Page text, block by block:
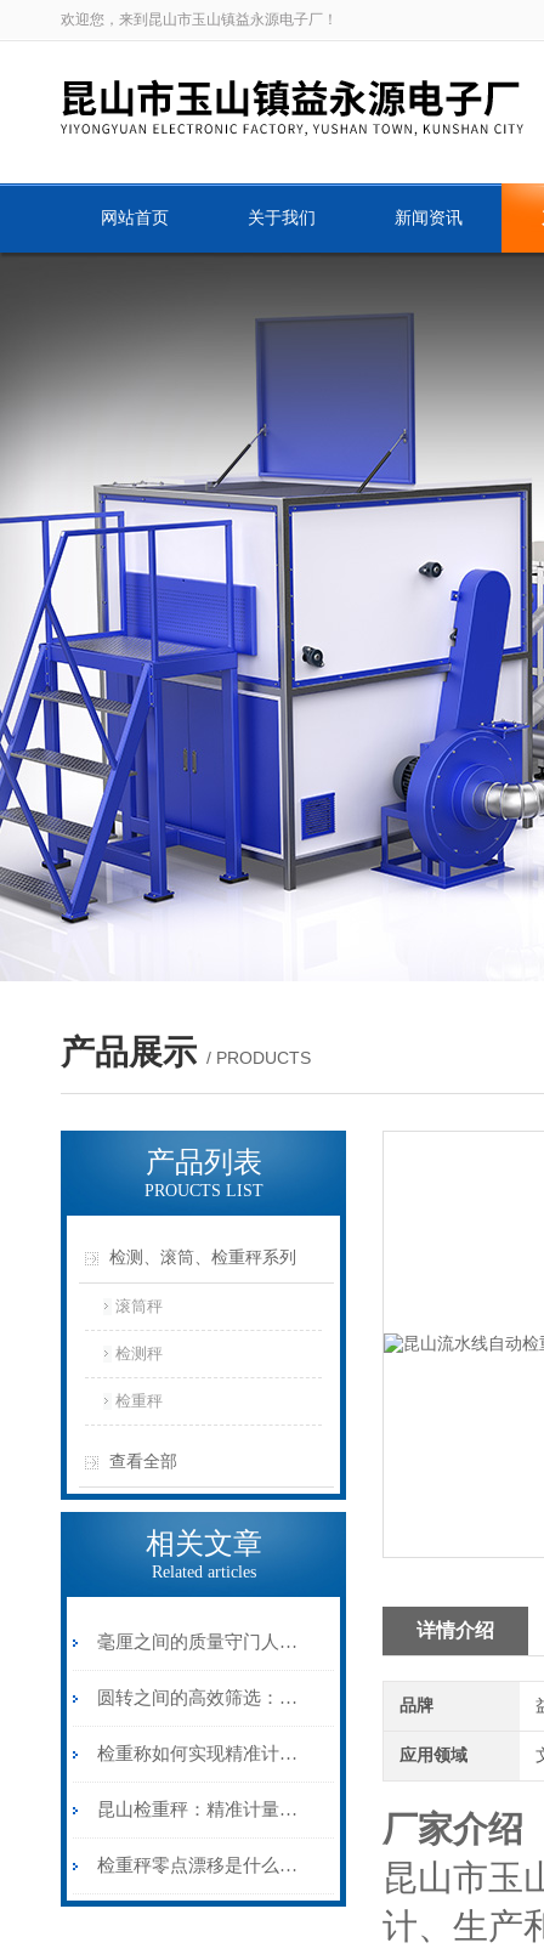
欢迎您，来到昆山市玉山镇益永源电子厂！
网站首页 关于我们 新闻资讯
产品展示 / PRODUCTS
产品列表
PROUCTS LIST
检测、滚筒、检重秤系列
滚筒秤
检测秤
检重秤
查看全部
相关文章
Related articles
毫厘之间的质量守门人：检重称的动态计量原理与产线实践
圆转之间的高效筛选：滚筒检重秤的结构逻辑与特殊场景应用
检重称如何实现精准计量？
昆山检重秤：精准计量的守护者
检重秤零点漂移是什么原因?遇到检重秤零点漂移如何处理?
详情介绍
品牌
应用领域
厂家介绍
昆山市玉
计、生产